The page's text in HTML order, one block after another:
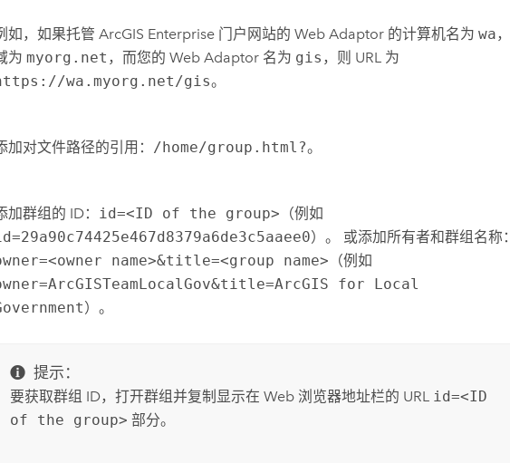
如，如果托管 ArcGIS Enterprise门户网站的 Web Adaptor 的计算机名为 wa，
为 myorg.net ，而您的 Web Adaptor 名为 gis ，则 URL 为
wa.myorg.net/gis。
加对文件路径的引用： /home/group.html?。
加群组的 ID： id=<ID of the group> （例如
）。 或添加所有者和群组名称：
name>&title=<group name> （例如
for Local
）。
提示：
要获取群组 ID，打开群组并复制显示在 Web 浏览器地址栏的 URL id=<ID
of the group> 部分。